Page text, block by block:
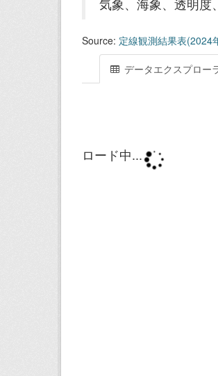
気象、海象、透明度
Source: 定線観測結果表(2024
データエクスプロー